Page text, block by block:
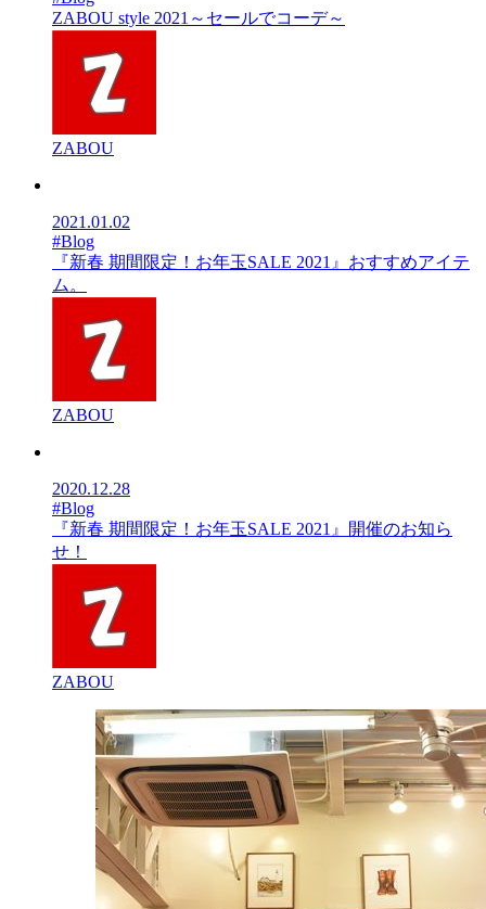
ZABOU style 2021～セールでコーデ～
ZABOU
2021.01.02
#Blog
『新春 期間限定！お年玉SALE 2021』おすすめアイテ
ム。
ZABOU
2020.12.28
#Blog
『新春 期間限定！お年玉SALE 2021』開催のお知ら
せ！
ZABOU